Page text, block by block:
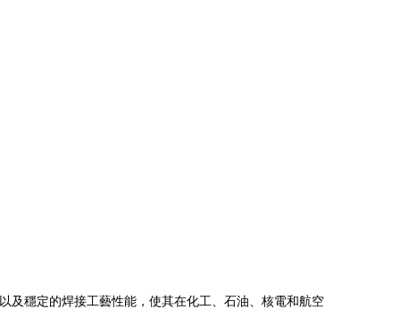
及穩定的焊接工藝性能，使其在化工、石油、核電和航空